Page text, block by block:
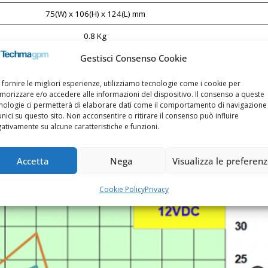
Gestisci Consenso Cookie
fornire le migliori esperienze, utilizziamo tecnologie come i cookie per
e/o accedere alle informazioni del dispositivo. Il consenso a queste
ci permetterà di elaborare dati come il comportamento di
su questo sito. Non acconsentire o ritirare il consenso può influire
su alcune caratteristiche e funzioni.
Accetta Nega Visualizza le
Cookie PolicyPrivacy
75(W) x 106(H) x 124(L) mm
0.8 Kg
Motore BLDC(Brush-less DC)
0 ~ 40 °C